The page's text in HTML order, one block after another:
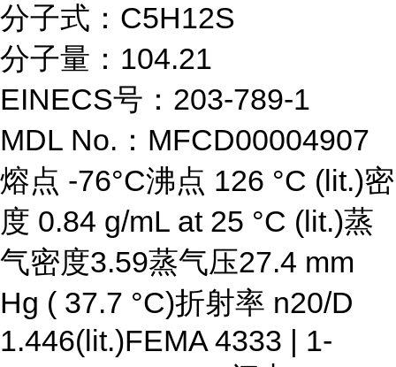
分子式：C5H12S
分子量：104.21
EINECS号：203-789-1
MDL No.：MFCD00004907
熔点 -76°C沸点 126 °C (lit.)密
度 0.84 g/mL at 25 °C (lit.)蒸
气密度3.59蒸气压27.4 mm
Hg ( 37.7 °C)折射率 n20/D
1.446(lit.)FEMA 4333 | 1-